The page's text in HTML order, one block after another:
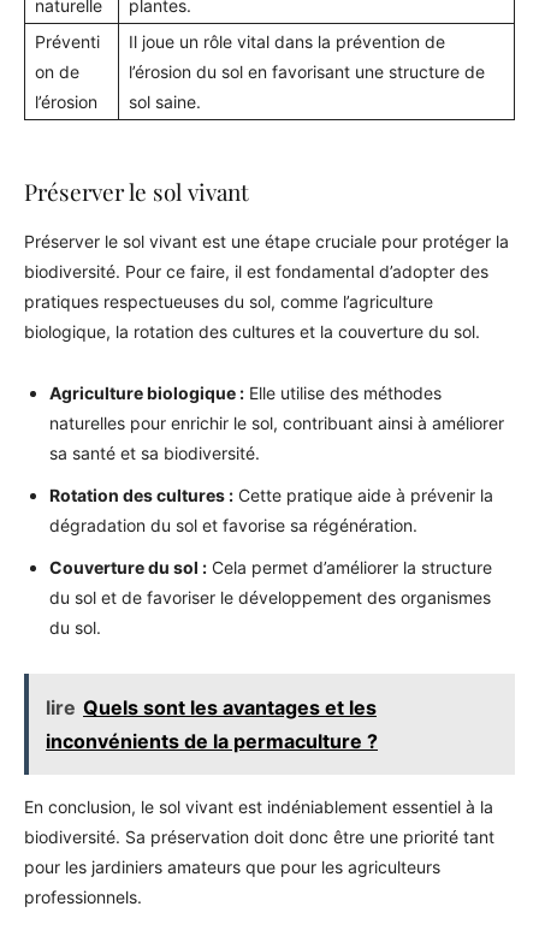
naturelle
plantes.
Préventi
on de
l’érosion
Il joue un rôle vital dans la prévention de
l’érosion du sol en favorisant une structure de
sol saine.
Préserver le sol vivant
Préserver le sol vivant est une étape cruciale pour protéger la
biodiversité. Pour ce faire, il est fondamental d’adopter des
pratiques respectueuses du sol, comme l’agriculture
biologique, la rotation des cultures et la couverture du sol.
Agriculture biologique : Elle utilise des méthodes
naturelles pour enrichir le sol, contribuant ainsi à améliorer
sa santé et sa biodiversité.
Rotation des cultures : Cette pratique aide à prévenir la
dégradation du sol et favorise sa régénération.
Couverture du sol : Cela permet d’améliorer la structure
du sol et de favoriser le développement des organismes
du sol.
lire Quels sont les avantages et les
inconvénients de la permaculture ?
En conclusion, le sol vivant est indéniablement essentiel à la
biodiversité. Sa préservation doit donc être une priorité tant
pour les jardiniers amateurs que pour les agriculteurs
professionnels.